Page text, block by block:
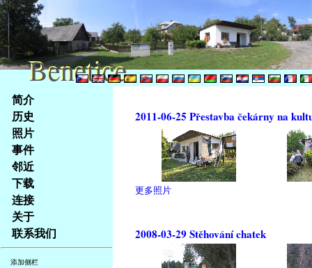
Na
obsah
stránky
Klávesové
zkratky
tomto
webu
základní
Hlavní
strana
简介
历史
照片
事件
邻近
下载
连接
关于
联系我们
添加侧栏
2011-06-25 Přestavba čekárny na
更多照片
2008-03-29 Stěhování chatek
Benetice
Benetice